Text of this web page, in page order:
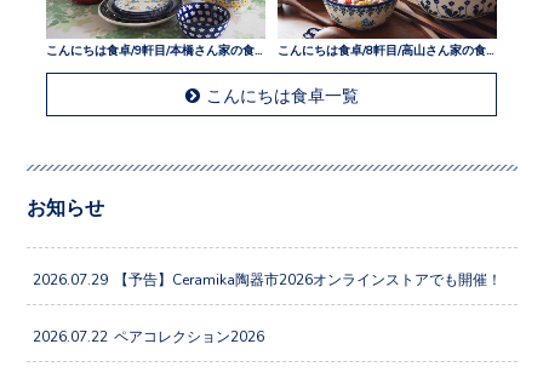
こんにちは食卓/9軒目/本橋さん家の食卓
こんにちは食卓一覧
お知らせ
2026.07.29 【予告】Ceramika陶器市2026オンラインストアでも開催！
2026.07.22 ペアコレクション2026